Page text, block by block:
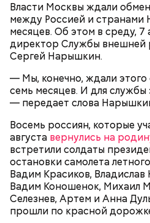
Власти Москвы ждали
между Россией и странами
месяцев. Об этом в среду, 7
директор Службы внешней
Сергей Нарышкин.
— Мы, конечно, ждали этого
семь месяцев. И для службы
— передает слова
Восемь россиян, которые
августа вернулись на
встретили солдаты
остановки самолета
Вадим Красиков,
Вадим Коношенок, Михаил
Селезнев, Артем и Анна
прошли по красной
Спагетти из кабачков
Ранние плоды, по словам
Чистит
рака: